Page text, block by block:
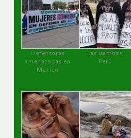
Defensoras
amenazadas en
México
Las Bambas,
Perú